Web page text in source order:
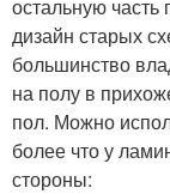
остальную
дизайн старых
большинство
на полу в
пол. Можно
более что у
стороны: